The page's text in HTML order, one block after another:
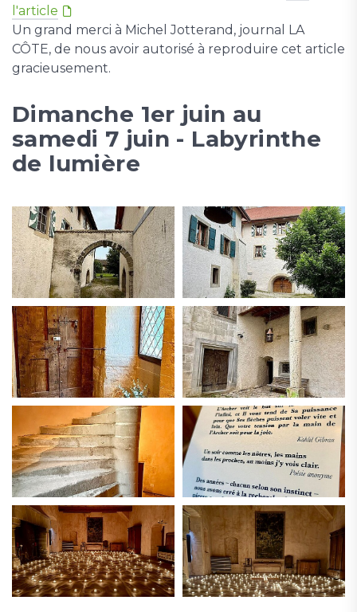
l'article
Un grand merci à Michel Jotterand, journal LA
CÔTE, de nous avoir autorisé à reproduire cet article
gracieusement.
Dimanche 1er juin au
samedi 7 juin - Labyrinthe
de lumière